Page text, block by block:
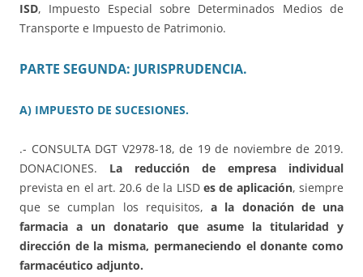
ISD, Impuesto Especial sobre Determinados Medios de
Transporte e Impuesto de Patrimonio.
PARTE SEGUNDA: JURISPRUDENCIA.
A) IMPUESTO DE SUCESIONES.
.- CONSULTA DGT V2978-18, de 19 de noviembre de 2019.
DONACIONES. La reducción de empresa individual
prevista en el art. 20.6 de la LISD es de aplicación, siempre
que se cumplan los requisitos,a la donación de una
farmacia a un donatario que asume la titularidad y
dirección de la misma, permaneciendo el donante como
farmacéutico adjunto.